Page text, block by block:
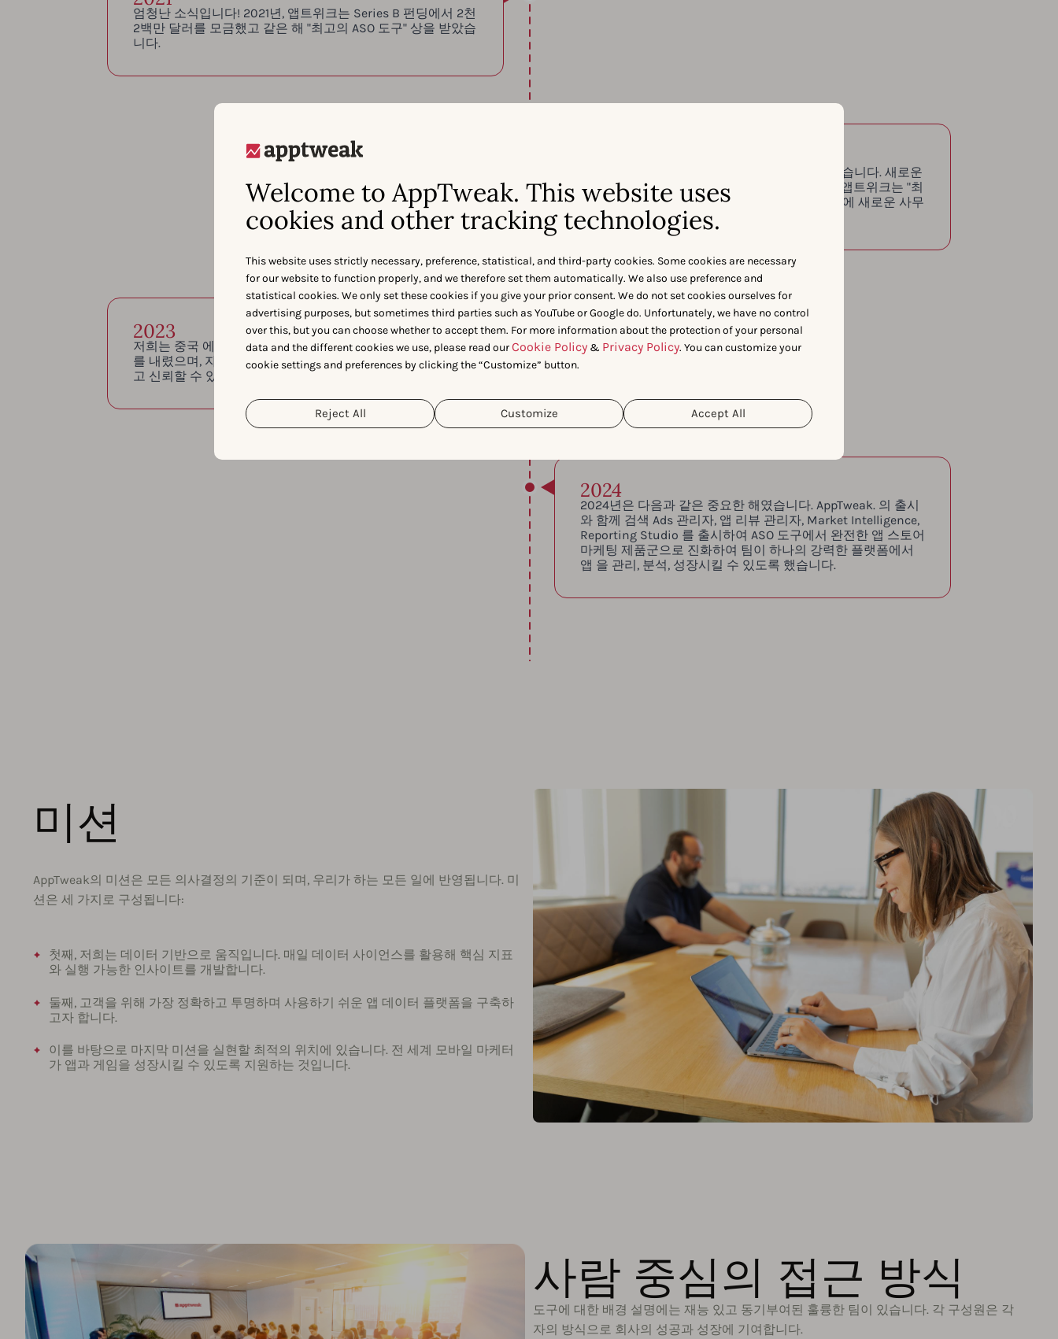
Welcome to AppTweak. This website uses
cookies and other tracking technologies.
This website uses strictly necessary, preference, statistical, and third-party cookies. Some cookies are necessary
for our website to function properly, and we therefore set them automatically. We also use preference and
statistical cookies. We only set these cookies if you give your prior consent. We do not set cookies ourselves for
advertising purposes, but sometimes third parties such as YouTube or Google do. Unfortunately, we have no control
over this, but you can choose whether to accept them. For more information about the protection of your personal
data and the different cookies we use, please read ourCookie Policy & Privacy Policy. You can customize your
cookie settings and preferences by clicking the “Customize” button.
Reject All Customize Accept All
엄청난 소식입니다! 2021년, 앱트위크는 Series B 펀딩에서 2천
2백만 달러를 모금했고 같은 해 "최고의 ASO 도구" 상을 받았습
니다.
2022년, 앱트위크는 빠른 성장과 혁신을 이어갔습니다. 새로운
데이터 사이언스 역량(예: Atlas)을 개발하면서, 앱트위크는 "최
고의 앱 데이터 플랫폼" 상을 수상했고 대한민국에 새로운 사무
실을 열었습니다!
2023
저희는 중국 에 첫 번째 사무실을 두고 다시 한 번 새로운 뿌리
를 내렸으며, 자랑스럽게도 ISO 27001 인증을 획득하여 안전하
고 신뢰할 수 있는 데이터 관행에 대한 약속을 강화했습니다.
2024
2024년은 다음과 같은 중요한 해였습니다. AppTweak. 의 출시
와 함께 검색 Ads 관리자, 앱 리뷰 관리자, Market Intelligence,
Reporting Studio 를 출시하여 ASO 도구에서 완전한 앱 스토어
마케팅 제품군으로 진화하여 팀이 하나의 강력한 플랫폼에서
앱 을 관리, 분석, 성장시킬 수 있도록 했습니다.
미션
AppTweak의 미션은 모든 의사결정의 기준이 되며, 우리가 하는 모든 일에 반영됩니다. 미
션은 세 가지로 구성됩니다:
첫째, 저희는 데이터 기반으로 움직입니다. 매일 데이터 사이언스를 활용해 핵심 지표
와 실행 가능한 인사이트를 개발합니다.
둘째, 고객을 위해 가장 정확하고 투명하며 사용하기 쉬운 앱 데이터 플랫폼을 구축하
고자 합니다.
이를 바탕으로 마지막 미션을 실현할 최적의 위치에 있습니다. 전 세계 모바일 마케터
가 앱과 게임을 성장시킬 수 있도록 지원하는 것입니다.
사람 중심의 접근 방식
도구에 대한 배경 설명에는 재능 있고 동기부여된 훌륭한 팀이 있습니다. 각 구성원은 각
자의 방식으로 회사의 성공과 성장에 기여합니다.